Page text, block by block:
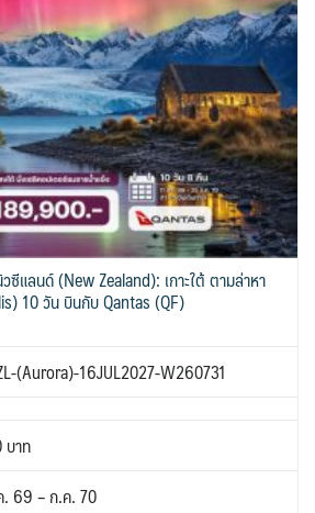
IDN อินโดนีเซีย 3
IRQ อิรัก 0
ISR อิสราเอล 0
JOR จอร์แดน 4
KORS เกาหลีใต้ 2
LAO ลาว 0
MYS มาเลเซีย 0
MNG มองโกเลีย 2
NPL เนปาล
SAU ซาอุดิอาระเบีย
ออสเตรีย - Austria 3
2 BIH บอสเนีย & เฮอร์เซโกวีนา
1
BEL เบลเยี่ยม 0
CYP ไซปรัส 0
DNK เดนมาร์ก 2
FIN ฟินแลนด์ 3
FRA ฝรั่งเศส 1
GEO จอร์เจีย 10
GRL กรีนแลนด์
MDA มอลโดวา
0
บราซิล เปรู 3
อเมริกา แคนาดา 1
1 ขั้วโลกเหนือ 2
เกาะโบราโบร่า - Bora Bora
0
0 ออสเตรเลีย - Australia 18
ลก 31 ลิเบีย - Libya 1
บราซิล - Brazil 0
0 อียิปต์ - Egypt 11
แลนด์ (New Zealand): เกาะใต้ ตามล่าหา
10 วัน บินกับ Qantas (QF)
(Aurora)-16JUL2027-W260731
าท
. 69 – ก.ค. 70